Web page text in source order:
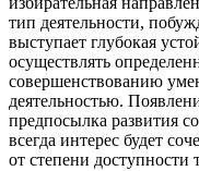
тип деятельности,
выступает глубокая
осуществлять
совершенствованию
деятельностью.
предпосылка развития
всегда интерес будет
от степени доступности